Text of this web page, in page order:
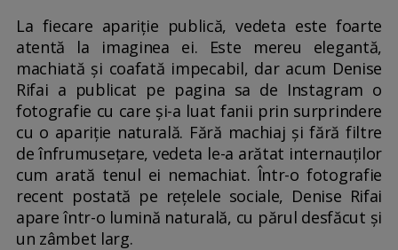
La fiecare apariție publică, vedeta este foarte
atentă la imaginea ei. Este mereu elegantă,
machiată și coafată impecabil, dar acum Denise
Rifai a publicat pe pagina sa de Instagram o
fotografie cu care și-a luat fanii prin surprindere
cu o apariție naturală. Fără machiaj și fără filtre
de înfrumusețare, vedeta le-a arătat internauților
cum arată tenul ei nemachiat. Într-o fotografie
recent postată pe rețelele sociale, Denise Rifai
apare într-o lumină naturală, cu părul desfăcut și
un zâmbet larg.